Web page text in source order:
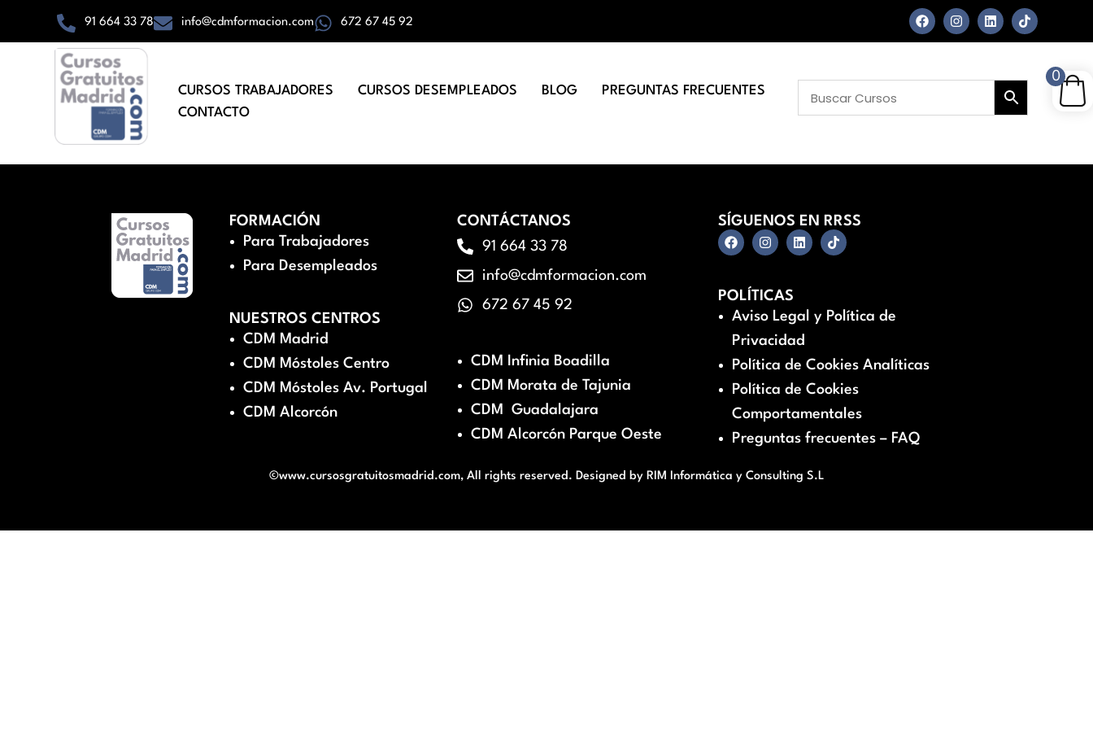
91 664 33 78 info@cdmformacion.com 672 67 45 92
CURSOS TRABAJADORES CURSOS DESEMPLEADOS BLOG
PREGUNTAS FRECUENTES
CONTACTO
FORMACIÓN
Para Trabajadores
Para Desempleados
NUESTROS CENTROS
CDM Madrid
CDM Móstoles Centro
CDM Móstoles Av. Portugal
CDM Alcorcón
CONTÁCTANOS
91 664 33 78
info@cdmformacion.com
672 67 45 92
CDM Infinia Boadilla
CDM Morata de Tajunia
CDM Guadalajara
CDM Alcorcón Parque Oeste
SÍGUENOS EN RRSS
POLÍTICAS
Aviso Legal y Política de
Privacidad
Política de Cookies Analíticas
Política de Cookies
Comportamentales
Preguntas frecuentes – FAQ
©www.cursosgratuitosmadrid.com, All rights reserved. Designed by RIM Informática y Consulting S.L
0